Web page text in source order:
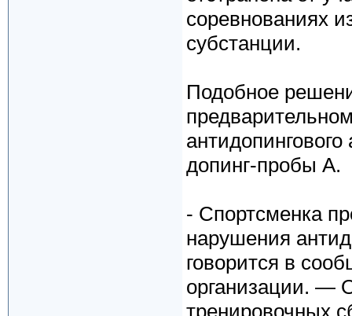
соревнованиях
субстанции.
Подобное
допинг-пробы А.
- Спортсменка
нарушения
говорится в
организации. —
тренировочных